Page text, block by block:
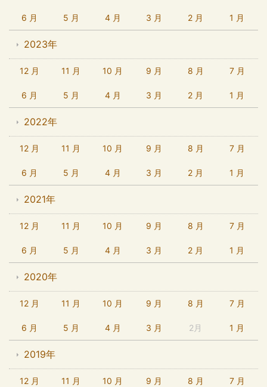
6 月 5 月 4 月 3 月 2 月 1 月
2023年
12 月 11 月 10 月 9 月 8 月 7 月
6 月 5 月 4 月 3 月 2 月 1 月
2022年
12 月 11 月 10 月 9 月 8 月 7 月
6 月 5 月 4 月 3 月 2 月 1 月
2021年
12 月 11 月 10 月 9 月 8 月 7 月
6 月 5 月 4 月 3 月 2 月 1 月
2020年
12 月 11 月 10 月 9 月 8 月 7 月
6 月 5 月 4 月 3 月 2月 1 月
2019年
12 月 11 月 10 月 9 月 8 月 7 月